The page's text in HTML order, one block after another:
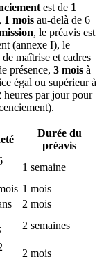
est de 1
1 mois au-delà de 6
, le préavis est
(annexe I), le
maîtrise et cadres
présence, 3 mois à
égal ou supérieur à
heures par jour pour
Durée du
préavis
1 semaine
1 mois
2 mois
2 semaines
2 mois